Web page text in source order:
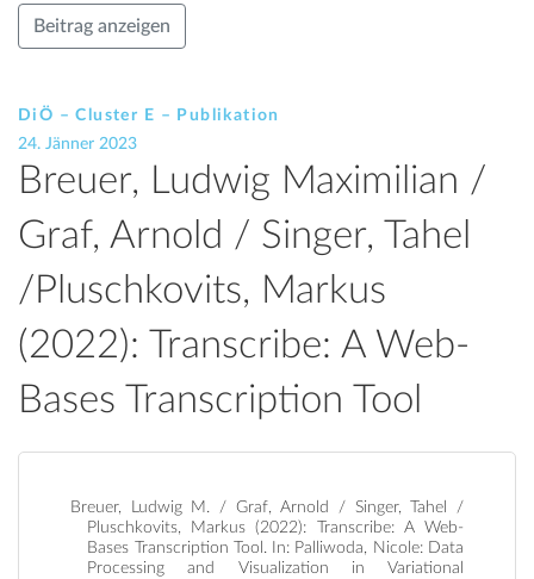
Beitrag anzeigen
DiÖ – Cluster E – Publikation
24. Jänner 2023
Breuer, Ludwig Maximilian /
Graf, Arnold / Singer, Tahel
/Pluschkovits, Markus
(2022): Transcribe: A Web-
Bases Transcription Tool
Breuer, Ludwig M. / Graf, Arnold / Singer, Tahel /
Pluschkovits, Markus (2022): Transcribe: A Web-
Bases Transcription Tool. In: Palliwoda, Nicole: Data
Processing and Visualization in Variational